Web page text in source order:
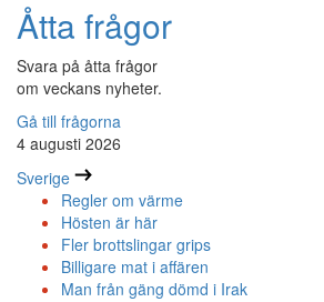
Åtta frågor
Svara på åtta frågor
om veckans nyheter.
Gå till frågorna
4 augusti 2026
Sverige
Regler om värme
Hösten är här
Fler brottslingar grips
Billigare mat i affären
Man från gäng dömd i Irak